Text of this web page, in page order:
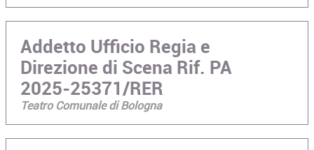
Addetto Ufficio Regia e
Direzione di Scena Rif. PA
2025-25371/RER
Teatro Comunale di Bologna